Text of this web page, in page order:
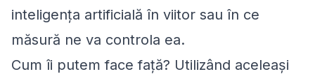
inteligenţa artificială în viitor sau în ce
măsură ne va controla ea.
Cum îi putem face față? Utilizând aceleaşi